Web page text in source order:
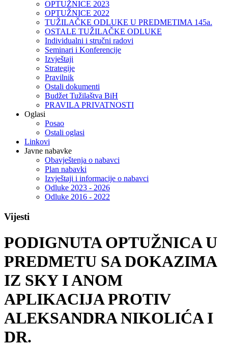
OPTUŽNICE 2023
OPTUŽNICE 2022
TUŽILAČKE ODLUKE U PREDMETIMA 145a.
OSTALE TUŽILAČKE ODLUKE
Individualni i stručni radovi
Seminari i Konferencije
Izvještaji
Strategije
Pravilnik
Ostali dokumenti
Budžet Tužilaštva BiH
PRAVILA PRIVATNOSTI
Oglasi
Posao
Ostali oglasi
Linkovi
Javne nabavke
Obavještenja o nabavci
Plan nabavki
Izvještaji i informacije o nabavci
Odluke 2023 - 2026
Odluke 2016 - 2022
Vijesti
PODIGNUTA OPTUŽNICA U
PREDMETU SA DOKAZIMA
IZ SKY I ANOM
APLIKACIJA PROTIV
ALEKSANDRA NIKOLIĆA I
DR.